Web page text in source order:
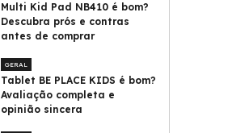
Multi Kid Pad NB410 é bom?
Descubra prós e contras
antes de comprar
GERAL
Tablet BE PLACE KIDS é bom?
Avaliação completa e
opinião sincera